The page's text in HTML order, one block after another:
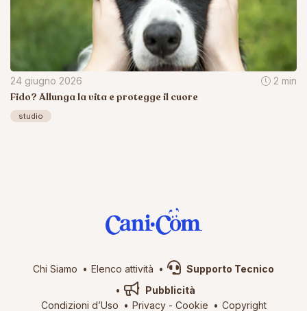
24 giugno 2026 2 min
Fido? Allunga la vita e protegge il cuore
studio
Chi Siamo Elenco attività
Supporto Tecnico
Pubblicità
Condizioni d’Uso
Privacy- Cookie Copyright